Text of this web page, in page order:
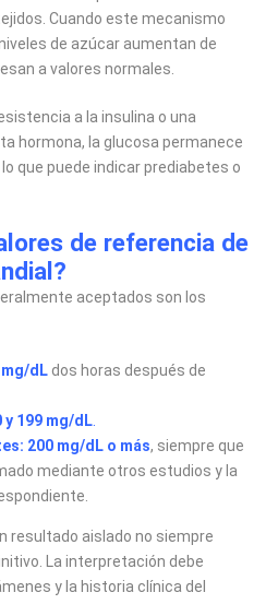
Cuando este mecanismo
de azúcar aumentan de
a valores normales.
a la insulina o una
hormona, la glucosa permanece
que puede indicar prediabetes o
de referencia de
aceptados son los
mg/dL dos horas después de
y 199 mg/dL.
200 mg/dL o más, siempre que
mediante otros estudios y la
resultado aislado no siempre
La interpretación debe
y la historia clínica del